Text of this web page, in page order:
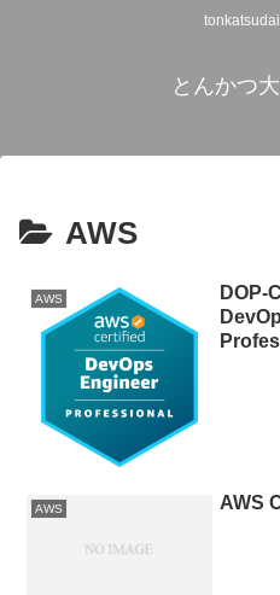
とんかつ
AWS
AWS
DOP-
AWS AWS